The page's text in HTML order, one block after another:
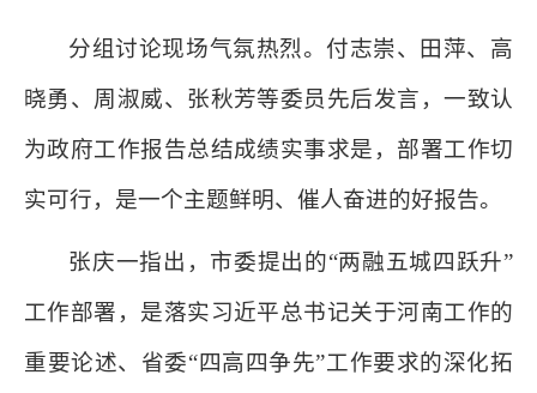
分组讨论现场气氛热烈。付志崇、田萍、高
晓勇、周淑威、张秋芳等委员先后发言，一致认
为政府工作报告总结成绩实事求是，部署工作切
实可行，是一个主题鲜明、催人奋进的好报告。
张庆一指出，市委提出的“两融五城四跃升”
工作部署，是落实习近平总书记关于河南工作的
重要论述、省委“四高四争先”工作要求的深化拓